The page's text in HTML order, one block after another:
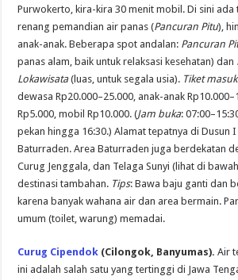
Purwokerto, kira-kira 30 menit mobil. Di sini ada
renang pemandian air panas (Pancuran Pitu),
anak-anak. Beberapa spot andalan: Pancuran
panas alam, baik untuk relaksasi kesehatan) dan
Lokawisata(luas, untuk segala usia). Tiket
dewasa Rp20.000–25.000, anak-anak
Rp5.000, mobil Rp10.000. (Jam buka:
pekan hingga 16:30.) Alamat tepatnya di Dusun
Baturraden. Area Baturraden juga berdekatan
Curug Jenggala, dan Telaga Sunyi (lihat di
destinasi tambahan. Tips: Bawa baju ganti dan
karena banyak wahana air dan area bermain.
umum (toilet, warung) memadai.
Curug Cipendok (Cilongok, Banyumas). Air
ini adalah salah satu yang tertinggi di Jawa